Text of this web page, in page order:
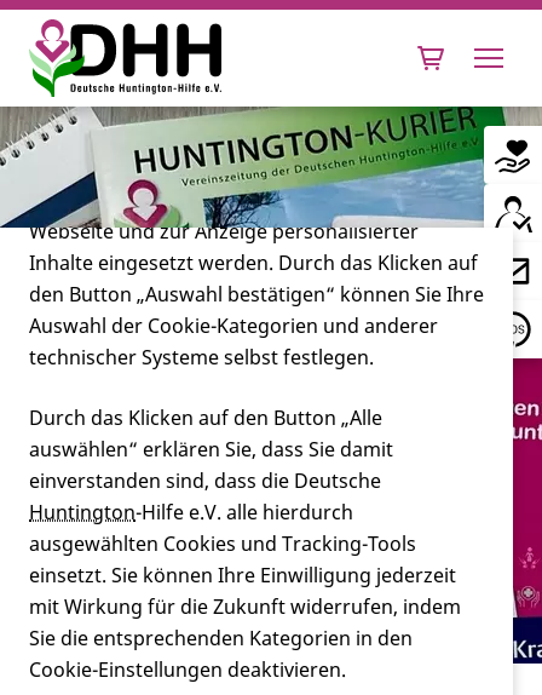
Leben mit Huntington
Forschung
Miteinander
Verein
Service
Vereinsarbeit und ich
Cookie-Einstellungen
Diese Webseite setzt verschiedene Cookies und
Tracking-Tools ein. Dies beinhaltet Cookies und
Tracking-Tools, die für den Betrieb der Webseite
technisch notwendig sind, die zu statistischen
Zwecken sowie zur besseren Bedienbarkeit der
Webseite und zur Anzeige personalisierter
Inhalte eingesetzt werden. Durch das Klicken auf
den Button „Auswahl bestätigen“ können Sie Ihre
Auswahl der Cookie-Kategorien und anderer
technischer Systeme selbst festlegen.
Durch das Klicken auf den Button „Alle
auswählen“ erklären Sie, dass Sie damit
einverstanden sind, dass die Deutsche
Huntington-Hilfe e.V. alle hierdurch
ausgewählten Cookies und Tracking-Tools
einsetzt. Sie können Ihre Einwilligung jederzeit
mit Wirkung für die Zukunft widerrufen, indem
Sie die entsprechenden Kategorien in den
Cookie-Einstellungen deaktivieren.